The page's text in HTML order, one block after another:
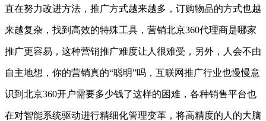
直在努力改进方法，推广方式越来越多，订购物品的方式也越
来越复杂，找到高效的特殊工具，营销北京360代理商是哪家
推广更容易，这种营销推广难度让人很难受，另外，人会不由
自主地想，你的营销真的“聪明”吗，互联网推广行业也慢慢意
识到北京360开户需要多少钱了这样的困难，各种销售平台也
在对智能系统驱动进行精细化管理变革，将高精度的人的大脑